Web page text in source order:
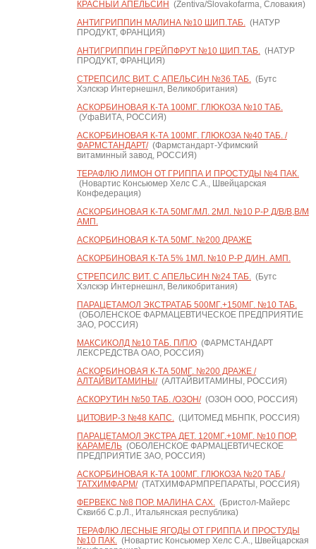
КРАСНЫЙ АПЕЛЬСИН (Zentiva/Slovakofarma, Словакия)
АНТИГРИППИН МАЛИНА №10 ШИП.ТАБ.(НАТУР
ПРОДУКТ, ФРАНЦИЯ)
АНТИГРИППИН ГРЕЙПФРУТ №10 ШИП.ТАБ.(НАТУР
ПРОДУКТ, ФРАНЦИЯ)
СТРЕПСИЛС ВИТ. С АПЕЛЬСИН №36 ТАБ.(Бутс
Хэлскэр Интернешнл, Великобритания)
АСКОРБИНОВАЯ К-ТА 100МГ. ГЛЮКОЗА №10 ТАБ.
(УфаВИТА, РОССИЯ)
АСКОРБИНОВАЯ К-ТА 100МГ. ГЛЮКОЗА №40 ТАБ. /
ФАРМСТАНДАРТ/(Фармстандарт-Уфимский
витаминный завод, РОССИЯ)
ТЕРАФЛЮ ЛИМОН ОТ ГРИППА И ПРОСТУДЫ №4 ПАК.
(Новартис Консьюмер Хелс С.А., Швейцарская
Конфедерация)
АСКОРБИНОВАЯ К-ТА 50МГ/МЛ. 2МЛ. №10 Р-Р Д/В/В,В/М
АМП.
АСКОРБИНОВАЯ К-ТА 50МГ. №200 ДРАЖЕ
АСКОРБИНОВАЯ К-ТА 5% 1МЛ. №10 Р-Р Д/ИН. АМП.
СТРЕПСИЛС ВИТ. С АПЕЛЬСИН №24 ТАБ.(Бутс
Хэлскэр Интернешнл, Великобритания)
ПАРАЦЕТАМОЛ ЭКСТРАТАБ 500МГ.+150МГ. №10 ТАБ.
(ОБОЛЕНСКОЕ ФАРМАЦЕВТИЧЕСКОЕ ПРЕДПРИЯТИЕ
ЗАО, РОССИЯ)
МАКСИКОЛД №10 ТАБ. П/П/О(ФАРМСТАНДАРТ
ЛЕКСРЕДСТВА ОАО, РОССИЯ)
АСКОРБИНОВАЯ К-ТА 50МГ. №200 ДРАЖЕ /
АЛТАЙВИТАМИНЫ/(АЛТАЙВИТАМИНЫ, РОССИЯ)
АСКОРУТИН №50 ТАБ. /ОЗОН/(ОЗОН ООО, РОССИЯ)
ЦИТОВИР-3 №48 КАПС.(ЦИТОМЕД МБНПК, РОССИЯ)
ПАРАЦЕТАМОЛ ЭКСТРА ДЕТ. 120МГ.+10МГ. №10 ПОР.
КАРАМЕЛЬ(ОБОЛЕНСКОЕ ФАРМАЦЕВТИЧЕСКОЕ
ПРЕДПРИЯТИЕ ЗАО, РОССИЯ)
АСКОРБИНОВАЯ К-ТА 100МГ. ГЛЮКОЗА №20 ТАБ./
ТАТХИМФАРМ/(ТАТХИМФАРМПРЕПАРАТЫ, РОССИЯ)
ФЕРВЕКС №8 ПОР. МАЛИНА САХ.(Бристол-Майерс
Сквибб С.р.Л., Итальянская республика)
ТЕРАФЛЮ ЛЕСНЫЕ ЯГОДЫ ОТ ГРИППА И ПРОСТУДЫ
№10 ПАК.(Новартис Консьюмер Хелс С.А., Швейцарская